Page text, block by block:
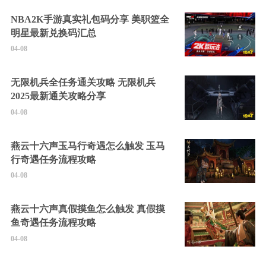
NBA2K手游真实礼包码分享 美职篮全
明星最新兑换码汇总
04-08
无限机兵全任务通关攻略 无限机兵
2025最新通关攻略分享
04-08
燕云十六声玉马行奇遇怎么触发 玉马
行奇遇任务流程攻略
04-08
燕云十六声真假摸鱼怎么触发 真假摸
鱼奇遇任务流程攻略
04-08